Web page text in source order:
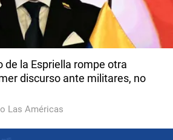
de la Espriella rompe otra
discurso ante militares, no
Las Américas